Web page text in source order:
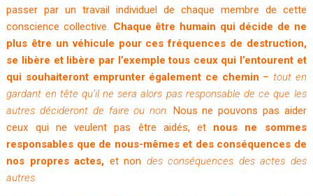
passer par un travail individuel de chaque membre de cette
conscience collective. Chaque être humain qui décide de ne
plus être un véhicule pour ces fréquences de destruction,
se libère et libère par l’exemple tous ceux qui l’entourent et
qui souhaiteront emprunter également ce chemin – tout en
gardant en tête qu’il ne sera alors pas responsable de ce que les
autres décideront de faire ou non. Nous ne pouvons pas aider
ceux qui ne veulent pas être aidés, et nous ne sommes
responsables que de nous-mêmes et des conséquences de
nos propres actes, et non des conséquences des actes des
autres.